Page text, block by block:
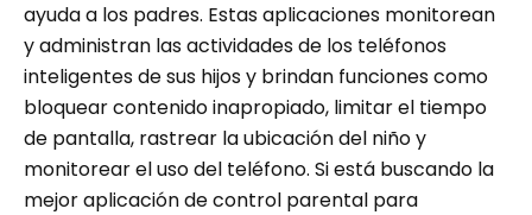
ayuda a los padres. Estas aplicaciones monitorean
y administran las actividades de los teléfonos
inteligentes de sus hijos y brindan funciones como
bloquear contenido inapropiado, limitar el tiempo
de pantalla, rastrear la ubicación del niño y
monitorear el uso del teléfono. Si está buscando la
mejor aplicación de control parental para